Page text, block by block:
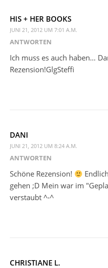
HIS + HER BOOKS
JUNI 21, 2012 UM 7:01 A.M.
ANTWORTEN
Ich muss es auch haben…
Rezension!GlgSteffi
DANI
JUNI 21, 2012 UM 8:24 A.M.
ANTWORTEN
Schöne Rezension!
gehen ;D Mein war im
verstaubt ^-^
CHRISTIANE L.